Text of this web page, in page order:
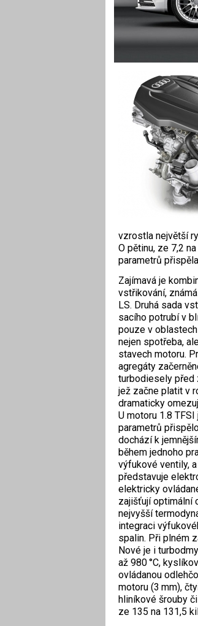
vzrostla největší
O pětinu, ze 7,2
parametrů
Zajímavá je
vstřikování,
LS. Druhá sada
sacího potrubí v
pouze v
nejen spotřeba,
stavech motoru.
agregáty
turbodiesely před
jež začne platit v
dramaticky
U motoru 1.8
para­metrů
dochází k
během jednoho
výfukové ventily,
představuje
elektricky
zajišťují opti­mální
nejvyšší
integraci
spalin. Při plném
Nové je i
až 980 °C,
ovládanou
motoru (3 mm),
hliníkové šrouby
ze 135 na 131,5